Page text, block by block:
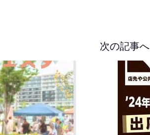
次の記事へ